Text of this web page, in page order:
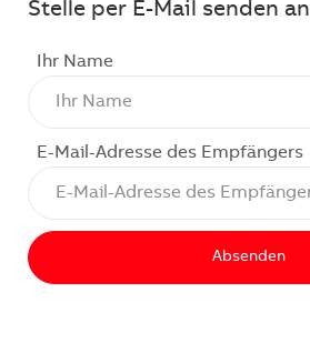
Stelle per E-Mail senden an
Ihr Name
E-Mail-Adresse des Empfängers
Absenden